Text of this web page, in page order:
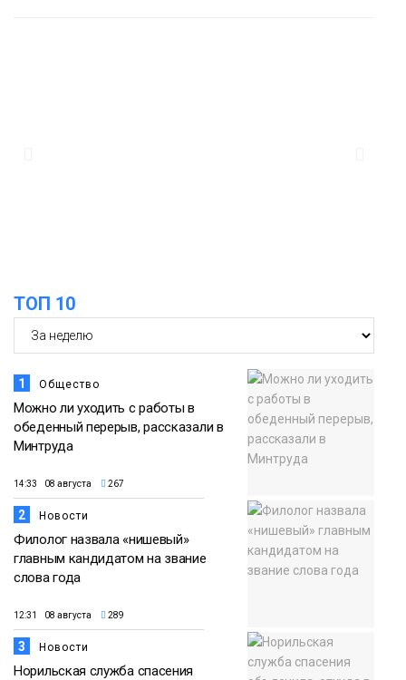
Новости
ТОП 10
1 Общество
Можно ли уходить с работы в
обеденный перерыв, рассказали в
Минтруда
14:33 08 августа 267
2 Новости
Филолог назвала «нишевый»
главным кандидатом на звание
слова года
12:31 08 августа 289
3 Новости
Норильская служба спасения